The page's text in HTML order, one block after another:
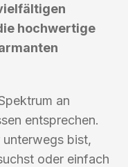
hochwertige
an
entsprechen.
unterwegs bist,
oder einfach